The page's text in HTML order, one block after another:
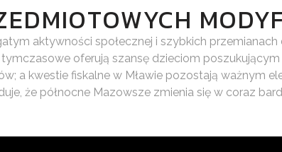
aktywności społecznej i szybkich
oferują szansę dzieciom
a kwestie fiskalne w Mławie pozostają ważnym
że północne Mazowsze zmienia się w coraz